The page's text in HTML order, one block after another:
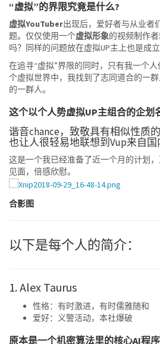
“虚拟”的界限究竟是什么?
虚拟YouTuber出现后，爱好者与从业者
题。仅仅使用一个虚拟形象的视频制作
吗？同样的问题放在虚拟UP主上也是成立
在追寻“虚拟”界限的同时，只有我一个
个虚拟世界中，我找到了志同道合的一
的一群人。
这个以个人势虚拟UP主组合的企划
谐音chance，致敬具有相似性质
也让人很轻易地联想到Vup来自国
这是一个我已经准备了近一个月的计划
见面，倍感欣慰。
合影图
以下是每个人的简介：
1. Alex Taurus
性格：有时激进，有时儒雅随和
爱好：义警活动，本社爆破
原本是一个机密算法里的核心AI程